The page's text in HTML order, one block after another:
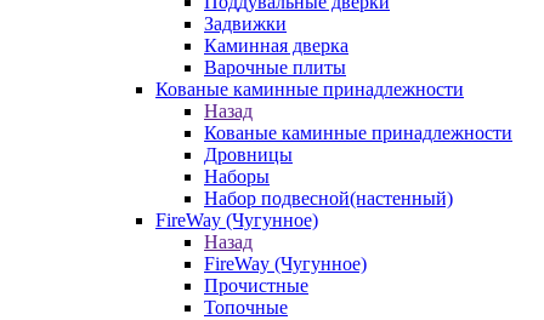
Задвижки
Каминная дверка
Варочные плиты
Кованые каминные принадлежности
Назад
Кованые каминные принадлежности
Дровницы
Наборы
Набор подвесной(настенный)
FireWay (Чугунное)
Назад
FireWay (Чугунное)
Прочистные
Топочные